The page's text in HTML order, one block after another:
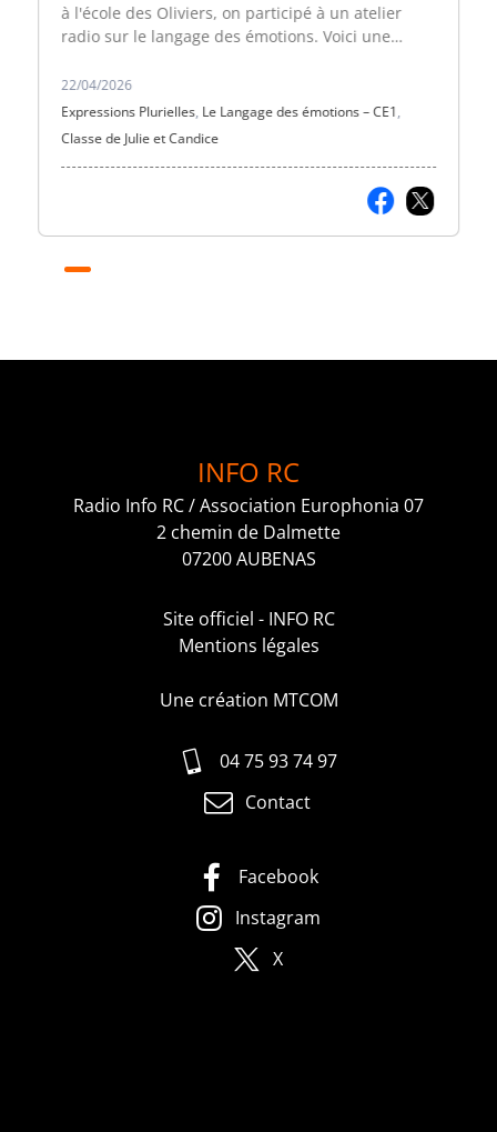
à l'école des Oliviers, on participé à un atelier
radio sur le langage des émotions. Voici une
découvrir les pouvoirs de l'empathie et de la
communication non-violente.
22/04/2026
Expressions Plurielles, Le Langage des émotions – CE1,
Classe de Julie et Candice
INFO RC
Radio Info RC / Association Europhonia 07
2 chemin de Dalmette
07200 AUBENAS
Site officiel - INFO RC
Mentions légales
Une création MTCOM
04 75 93 74 97
Contact
Facebook
Instagram
X